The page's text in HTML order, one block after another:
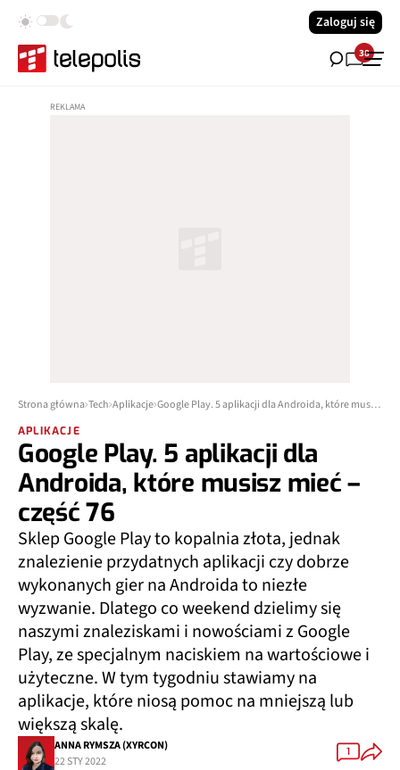
Zaloguj się
38
Strona główna Tech Aplikacje Google Play. 5 aplikacji dla Androida, które musisz mieć – część 76
APLIKACJE
Google Play. 5 aplikacji dla
Androida, które musisz mieć –
część 76
Sklep Google Play to kopalnia złota, jednak
znalezienie przydatnych aplikacji czy dobrze
wykonanych gier na Androida to niezłe
wyzwanie. Dlatego co weekend dzielimy się
naszymi znaleziskami i nowościami z Google
Play, ze specjalnym naciskiem na wartościowe i
użyteczne. W tym tygodniu stawiamy na
aplikacje, które niosą pomoc na mniejszą lub
większą skalę.
ANNA RYMSZA (XYRCON)
22 STY 2022
1